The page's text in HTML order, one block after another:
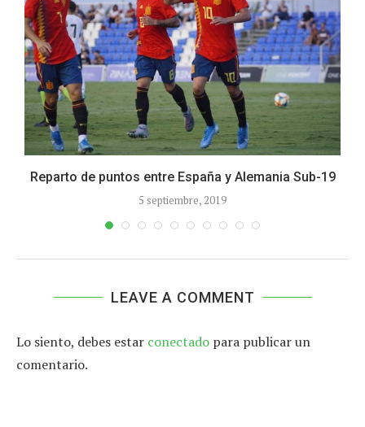
Reparto de puntos entre España y Alemania Sub-19
5 septiembre, 2019
LEAVE A COMMENT
Lo siento, debes estar conectado para publicar un
comentario.